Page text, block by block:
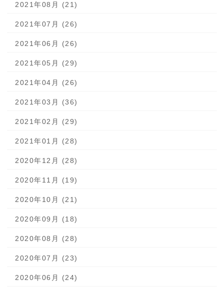
2021年08月 (21)
2021年07月 (26)
2021年06月 (26)
2021年05月 (29)
2021年04月 (26)
2021年03月 (36)
2021年02月 (29)
2021年01月 (28)
2020年12月 (28)
2020年11月 (19)
2020年10月 (21)
2020年09月 (18)
2020年08月 (28)
2020年07月 (23)
2020年06月 (24)